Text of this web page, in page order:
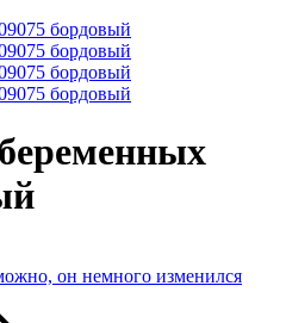
он немного изменился